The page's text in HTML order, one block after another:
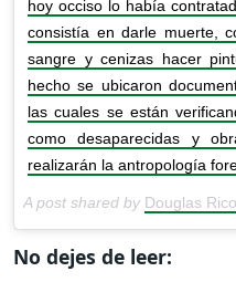
hoy occiso lo había
consistía en darle muerte,
sangre y cenizas hacer
hecho se ubicaron
las cuales se están
como desaparecidas y
realizarán la antropología
A post shared by Douglas Rico
No dejes de leer: